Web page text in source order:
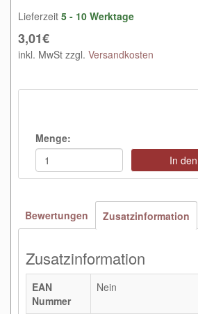
Lieferzeit 5 - 10 Werktage
3,01€
inkl. MwSt zzgl. Versandkosten
Menge:
In
Bewertungen Zusatzinformation
Zusatzinformation
EAN
Nummer
Nein